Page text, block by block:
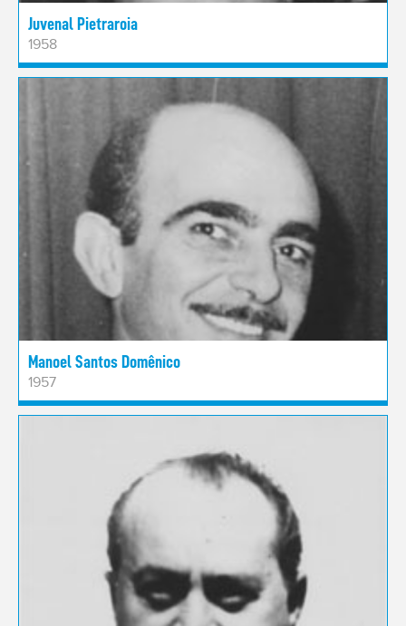
Juvenal Pietraroia
1958
Manoel Santos Domênico
1957